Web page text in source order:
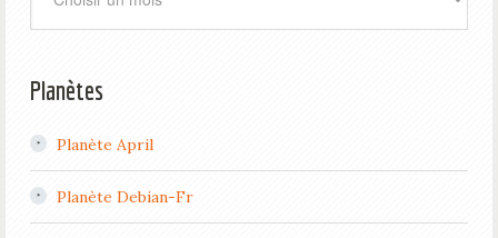
Planètes
Planète April
Planète Debian-Fr